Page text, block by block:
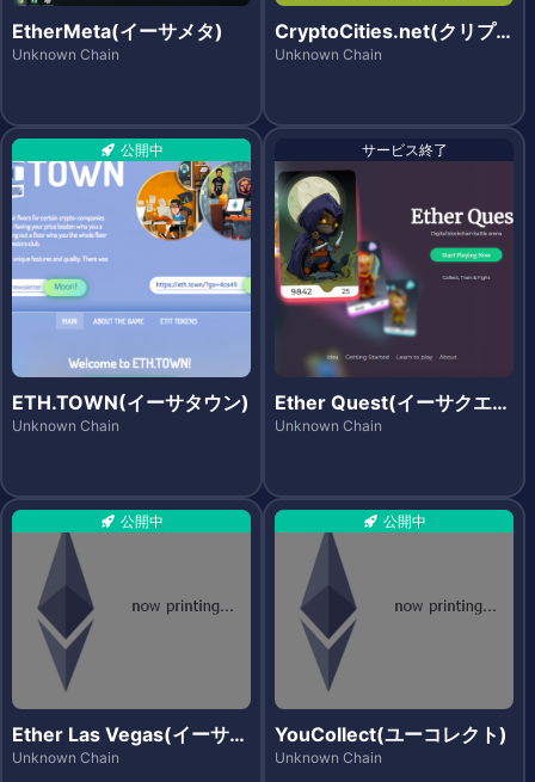
EtherMeta(イーサメタ)
Unknown Chain
CryptoCities.net(クリプ
トシティーズ)
Unknown Chain
公開中
ETH.TOWN(イーサタウン)
Unknown Chain
サービス終了
Ether Quest(イーサクエス
ト)
Unknown Chain
公開中
Ether Las Vegas(イーサラ
スベガス)
Unknown Chain
公開中
YouCollect(ユーコレクト)
Unknown Chain